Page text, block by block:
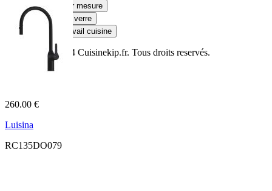
260.00 €
Luisina
RC135DO079
Douche sur mesure
Plateau en verre
Plan de travail cuisine
© Copyright 2014 Cuisinekip.fr. Tous droits reservés.